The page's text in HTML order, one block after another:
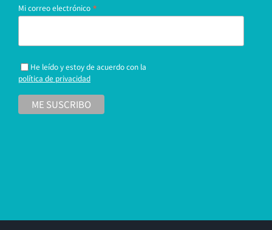
Mi correo electrónico *
He leído y estoy de acuerdo con la
política de privacidad